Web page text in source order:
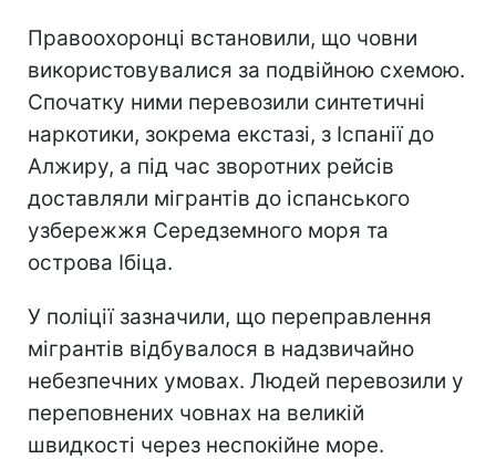
Правоохоронці встановили, що човни
використовувалися за подвійною схемою.
Спочатку ними перевозили синтетичні
наркотики, зокрема екстазі, з Іспанії до
Алжиру, а під час зворотних рейсів
доставляли мігрантів до іспанського
узбережжя Середземного моря та
острова Ібіца.
У поліції зазначили, що переправлення
мігрантів відбувалося в надзвичайно
небезпечних умовах. Людей перевозили у
переповнених човнах на великій
швидкості через неспокійне море.